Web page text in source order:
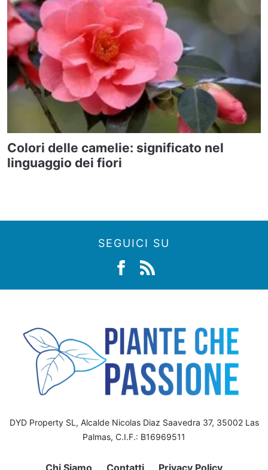
Colori delle camelie: significato nel
linguaggio dei fiori
SEGUICI SU
DYD Property SL, Alcalde Nicolas Diaz Saavedra 37, 35002 Las
Palmas, C.I.F.: B16969511